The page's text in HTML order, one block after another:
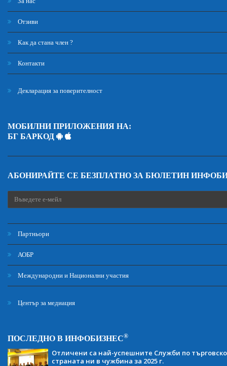
Отзиви
Как да стана член ?
Контакти
Декларация за поверителност
МОБИЛНИ ПРИЛОЖЕНИЯ НА:
БГ БАРКОД
АБОНИРАЙТЕ СЕ БЕЗПЛАТНО ЗА БЮЛЕТИН
Партньори
АОБР
Международни и Национални участия
Център за медиация
ПОСЛЕДНО В ИНФОБИЗНЕС®
Отличени са най-успешните Служби по
страната ни в чужбина за 2025 г.